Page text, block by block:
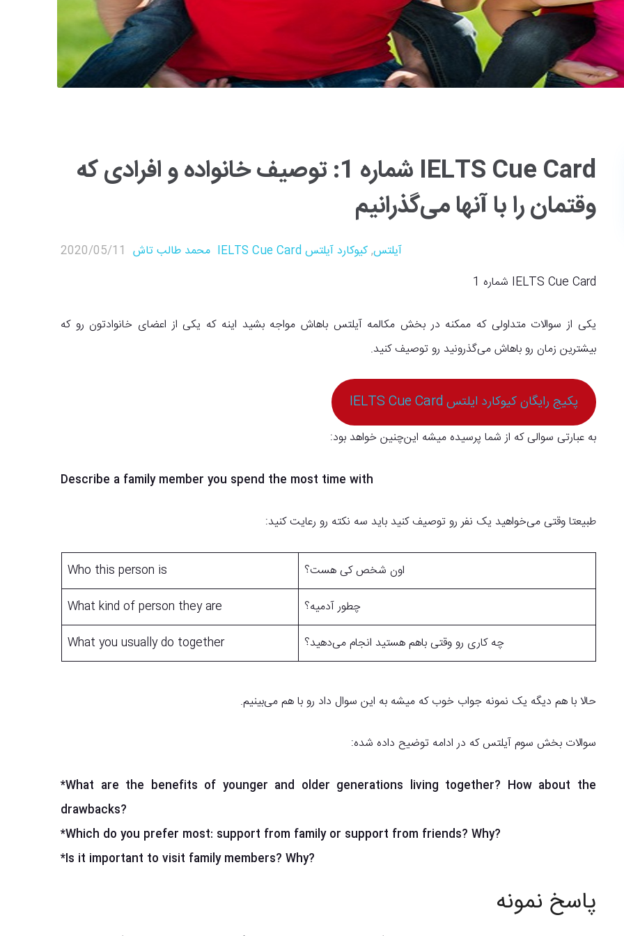
IELTS Cue Card شماره 1: توصیف خانواده و افرادی که
وقتمان را با آنها می‌گذرانیم
2020/05/11 محمد طالب تاش آیلتس,کیوکارد آیلتس IELTS Cue Card
IELTS Cue Card شماره 1
یکی از سوالات متداولی که ممکنه در بخش مکالمه آیلتس باهاش مواجه بشید اینه که یکی از اعضای خانوادتون رو که
بیشترین زمان رو باهاش می‌گذرونید رو توصیف کنید.
پکیج رایگان کیوکارد ایلتس IELTS Cue Card
به عبارتی سوالی که از شما پرسیده میشه این‌چنین خواهد بود:
Describe a family member you spend the most time with
طبیعتا وقتی می‌خواهید یک نفر رو توصیف کنید باید سه نکته رو رعایت کنید:
اون شخص کی هست؟
Who this person is
چطور آدمیه؟
What kind of person they are
چه کاری رو وقتی باهم هستید انجام می‌دهید؟
What you usually do together
حالا با هم دیگه یک نمونه جواب خوب که میشه به این سوال داد رو با هم می‌بینیم.
سوالات بخش سوم آیلتس که در ادامه توضیح داده شده:
*What are the benefits of younger and older generations living together? How about the
drawbacks?
*Which do you prefer most: support from family or support from friends? Why?
*Is it important to visit family members? Why?
پاسخ نمونه